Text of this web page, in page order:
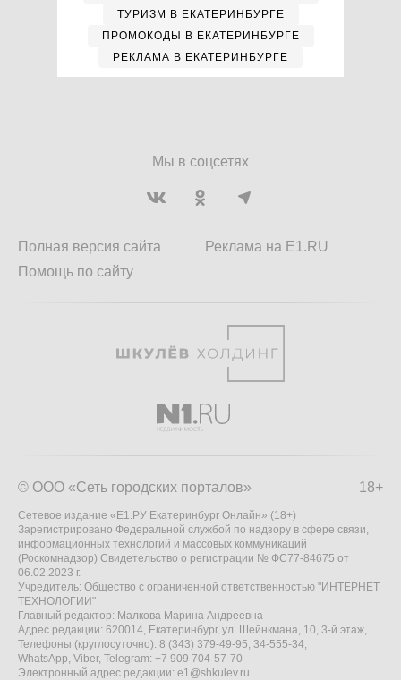
ТУРИЗМ В ЕКАТЕРИНБУРГЕ
ПРОМОКОДЫ В ЕКАТЕРИНБУРГЕ
РЕКЛАМА В ЕКАТЕРИНБУРГЕ
Мы в соцсетях
Полная версия сайта
Помощь по сайту
Реклама на E1.RU
18+
© ООО «Сеть городских порталов»
Сетевое издание «Е1.РУ Екатеринбург Онлайн» (18+)
Зарегистрировано Федеральной службой по надзору в сфере связи,
информационных технологий и массовых коммуникаций
(Роскомнадзор) Свидетельство о регистрации № ФС77-84675 от
06.02.2023 г.
Учредитель: Общество с ограниченной ответственностью "ИНТЕРНЕТ
ТЕХНОЛОГИИ"
Главный редактор: Малкова Марина Андреевна
Адрес редакции: 620014, Екатеринбург, ул. Шейнкмана, 10, 3-й этаж,
Телефоны (круглосуточно): 8 (343) 379-49-95, 34-555-34,
WhatsApp, Viber, Telegram: +7 909 704-57-70
Электронный адрес редакции: e1@shkulev.ru